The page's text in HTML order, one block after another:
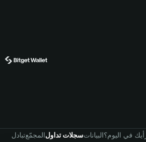
تبادلالمجمّعسجلات تداولالبياناتفي اليوم؟